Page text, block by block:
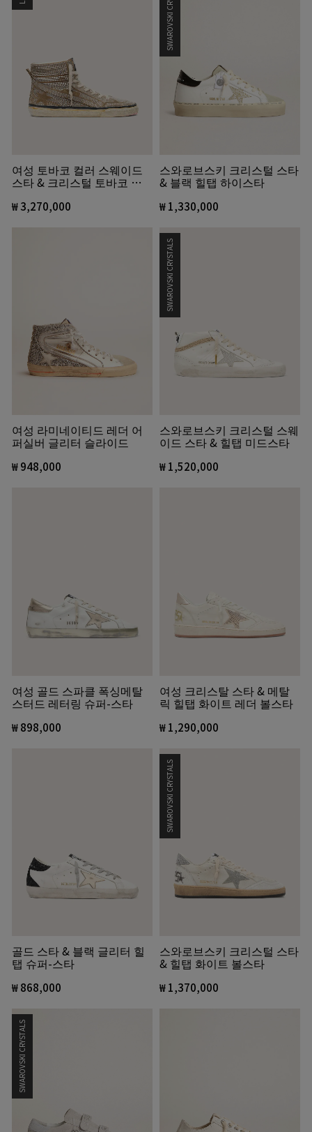
여성 토바코 컬러 스웨이드
스타 & 크리스털 토바코 컬
스니커즈
₩ 3,270,000
스와로브스키 크리스털 스타
& 블랙 힐탭 하이스타
₩ 1,330,000
여성 라미네이티드 레더 어
퍼실버 글리터 슬라이드
₩ 948,000
SWAROVSKI CRYSTALS
스와로브스키 크리스털 스웨
이드 스타 & 힐탭 미드스타
₩ 1,520,000
여성 골드 스파클 폭싱메탈
스터드 레터링 슈퍼-스타
₩ 898,000
여성 크리스탈 스타 & 메탈
릭 힐탭 화이트 레더 볼스타
₩ 1,290,000
골드 스타 & 블랙 글리터 힐
탭 슈퍼-스타
₩ 868,000
SWAROVSKI CRYSTALS
스와로브스키 크리스털 스타
& 힐탭 화이트 볼스타
₩ 1,370,000
SWAROVSKI CRYSTALS